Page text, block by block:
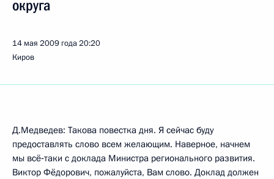
округа
14 мая 2009 года20:20
Киров
Д.Медведев: Такова повестка дня. Я сейчас буду
предоставлять слово всем желающим. Наверное, начнем
мы всё‑таки с доклада Министра регионального развития.
Виктор Фёдорович, пожалуйста, Вам слово. Доклад должен